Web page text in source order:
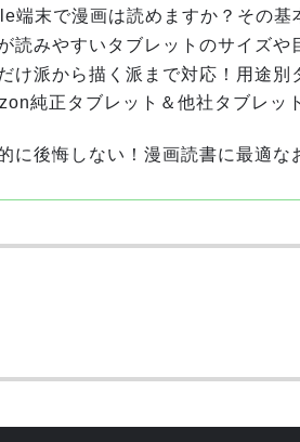
端末で漫画は読めますか？その基
読みやすいタブレットのサイズや
け派から描く派まで対応！用途別
純正タブレット＆他社タブレッ
に後悔しない！漫画読書に最適な